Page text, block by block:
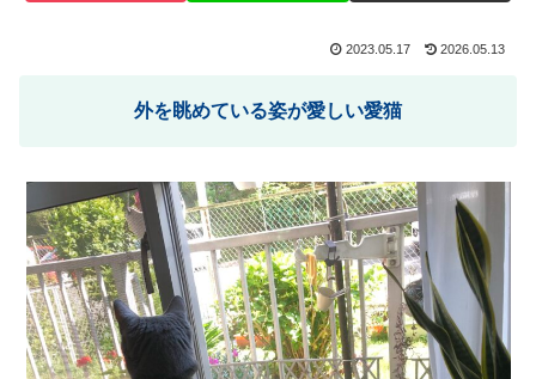
2023.05.17 2026.05.13
外を眺めている姿が愛しい愛猫